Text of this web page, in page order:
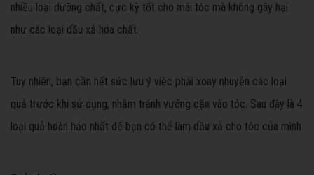
nhiều loại dưỡng chất, cực kỳ tốt cho mái tóc mà không gây hại
như các loại dầu xả hóa chất.
Tuy nhiên, bạn cần hết sức lưu ý việc phải xoay nhuyễn các loại
quả trước khi sử dụng, nhằm tránh vướng cặn vào tóc. Sau đây là 4
loại quả hoàn hảo nhất để bạn có thể làm dầu xả cho tóc của mình